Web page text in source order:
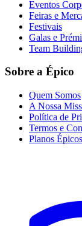
Eventos
Feiras e
Festivais
Galas e
Team
Sobre a Épico
Quem Somos
A Nossa
Política de
Termos e
Planos Épicos